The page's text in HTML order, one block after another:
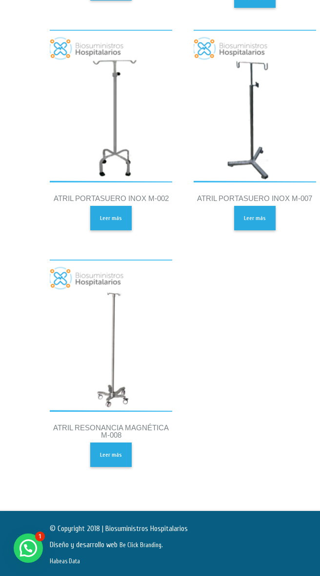
ATRIL PORTASUERO INOX M-002
Leer más
ATRIL PORTASUERO INOX M-007
Leer más
ATRIL RESONANCIA MAGNÉTICA
M-008
Leer más
© Copyright 2018 | Biosuministros Hospitalarios
Diseño y desarrollo web Be Click Branding.
Habeas Data
1